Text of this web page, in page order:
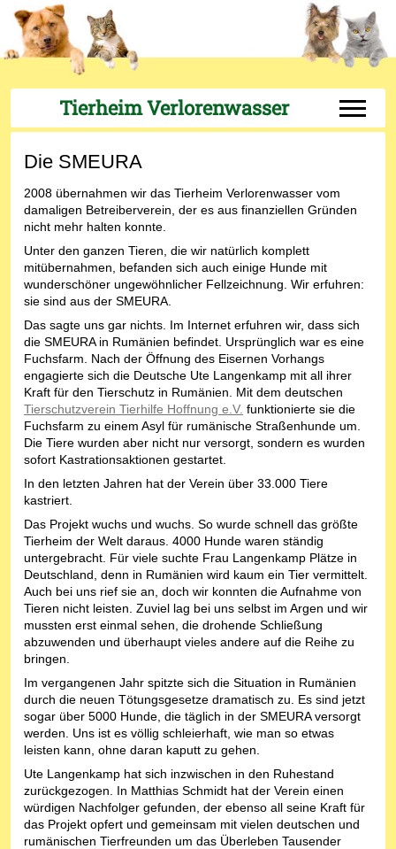
Tierheim Verlorenwasser Off-
Die SMEURA
2008 übernahmen wir das Tierheim Verlorenwasser vom
damaligen Betreiberverein, der es aus finanziellen Gründen
nicht mehr halten konnte.
Unter den ganzen Tieren, die wir natürlich komplett
mitübernahmen, befanden sich auch einige Hunde mit
wunderschöner ungewöhnlicher Fellzeichnung. Wir erfuhren:
sie sind aus der SMEURA.
Das sagte uns gar nichts. Im Internet erfuhren wir, dass sich
die SMEURA in Rumänien befindet. Ursprünglich war es eine
Fuchsfarm. Nach der Öffnung des Eisernen Vorhangs
engagierte sich die Deutsche Ute Langenkamp mit all ihrer
Kraft für den Tierschutz in Rumänien. Mit dem deutschen
Tierschutzverein Tierhilfe Hoffnung e.V. funktionierte sie die
Fuchsfarm zu einem Asyl für rumänische Straßenhunde um.
Die Tiere wurden aber nicht nur versorgt, sondern es wurden
sofort Kastrationsaktionen gestartet.
In den letzten Jahren hat der Verein über 33.000 Tiere
kastriert.
Das Projekt wuchs und wuchs. So wurde schnell das größte
Tierheim der Welt daraus. 4000 Hunde waren ständig
untergebracht. Für viele suchte Frau Langenkamp Plätze in
Deutschland, denn in Rumänien wird kaum ein Tier vermittelt.
Auch bei uns rief sie an, doch wir konnten die Aufnahme von
Tieren nicht leisten. Zuviel lag bei uns selbst im Argen und wir
mussten erst einmal sehen, die drohende Schließung
abzuwenden und überhaupt vieles andere auf die Reihe zu
bringen.
Im vergangenen Jahr spitzte sich die Situation in Rumänien
durch die neuen Tötungsgesetze dramatisch zu. Es sind jetzt
sogar über 5000 Hunde, die täglich in der SMEURA versorgt
werden. Uns ist es völlig schleierhaft, wie man so etwas
leisten kann, ohne daran kaputt zu gehen.
Ute Langenkamp hat sich inzwischen in den Ruhestand
zurückgezogen. In Matthias Schmidt hat der Verein einen
würdigen Nachfolger gefunden, der ebenso all seine Kraft für
das Projekt opfert und gemeinsam mit vielen deutschen und
rumänischen Tierfreunden um das Überleben Tausender